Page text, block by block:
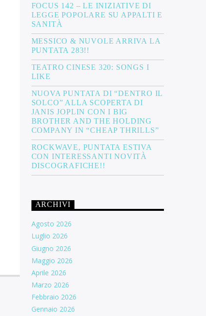
e rumori ricercati e scovati, là, dove
l'impero della banalità non arriva. Là,
dove esiste tutto il silenzio, tutto il
rumore e tutta la musica di cui
abbiamo bisogno.
FOCUS 142 – LE INIZIATIVE DI
LEGGE POPOLARE SU APPALTI E
SANITÀ
MESSICO & NUVOLE ARRIVA LA
PUNTATA 283!!
TEATRO CINESE 320: SONGS I
LIKE
NUOVA PUNTATA DI “DENTRO IL
SOLCO” ALLA SCOPERTA DI
JANIS JOPLIN CON I BIG
BROTHER AND THE HOLDING
COMPANY IN “CHEAP THRILLS”
ROCKWAVE, PUNTATA ESTIVA
CON INTERESSANTI NOVITÀ
DISCOGRAFICHE!!
ARCHIVI
Agosto 2026
Luglio 2026
Giugno 2026
Maggio 2026
Aprile 2026
Marzo 2026
Febbraio 2026
Gennaio 2026